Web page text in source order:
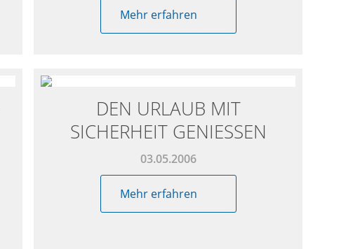
Mehr erfahren
DEN URLAUB MIT
SICHERHEIT GENIESSEN
03.05.2006
Mehr erfahren